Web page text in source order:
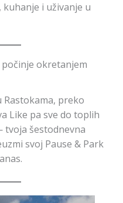
i uživanje u
okretanjem
Rastokama, preko
Like pa sve do toplih
tvoja šestodnevna
svoj Pause & Park